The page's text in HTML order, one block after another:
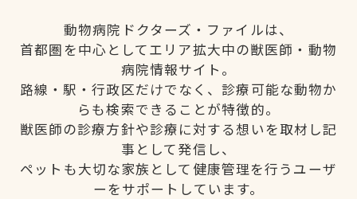
動物病院ドクターズ・ファイルは、
首都圏を中心としてエリア拡大中の獣医師・動物
病院情報サイト。
路線・駅・行政区だけでなく、診療可能な動物か
らも検索できることが特徴的。
獣医師の診療方針や診療に対する想いを取材し記
事として発信し、
ペットも大切な家族として健康管理を行うユーザ
ーをサポートしています。